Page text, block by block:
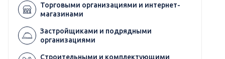
Торговыми организациями и интернет-
магазинами
Застройщиками и подрядными
организациями
Строительными и комплектующими